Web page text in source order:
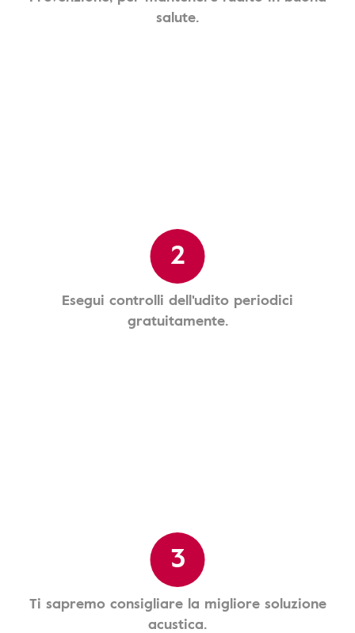
salute.
2
Esegui controlli dell'udito periodici
gratuitamente.
3
Ti sapremo consigliare la migliore soluzione
acustica.